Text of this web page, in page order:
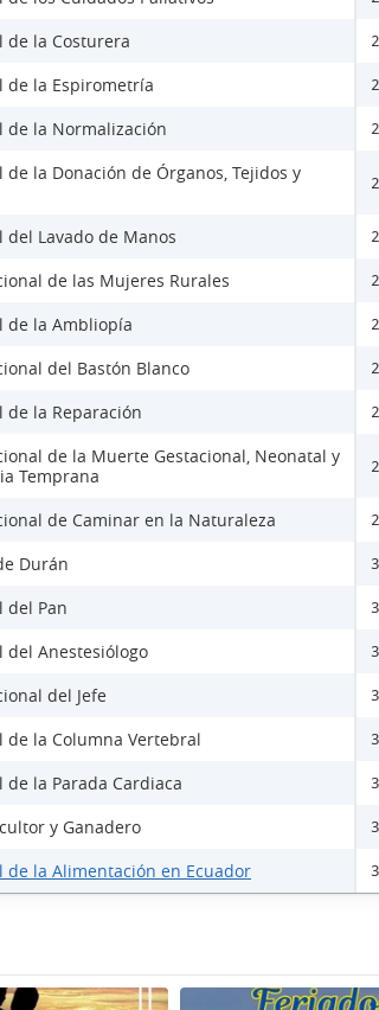
de la Costurera
de la Espirometría
de la Normalización
la Donación de Órganos, Tejidos y
del Lavado de Manos
de las Mujeres Rurales
de la Ambliopía
del Bastón Blanco
de la Reparación
de la Muerte Gestacional, Neonatal y
Temprana
de Caminar en la Naturaleza
Durán
del Pan
del Anestesiólogo
del Jefe
de la Columna Vertebral
la Parada Cardiaca
y Ganadero
de la Alimentación en Ecuador